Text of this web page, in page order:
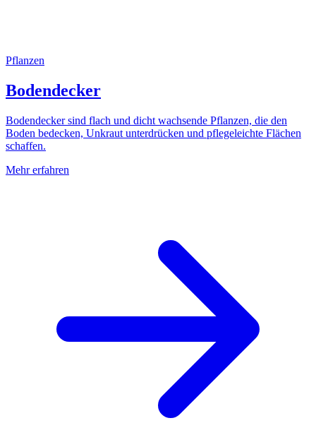
Pflanzen
Bodendecker
Bodendecker sind flach und dicht wachsende Pflanzen, die den
Boden bedecken, Unkraut unterdrücken und pflegeleichte Flächen
schaffen.
Mehr erfahren